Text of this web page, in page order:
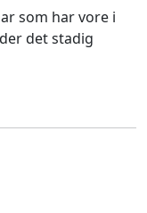
som har vore i
det stadig